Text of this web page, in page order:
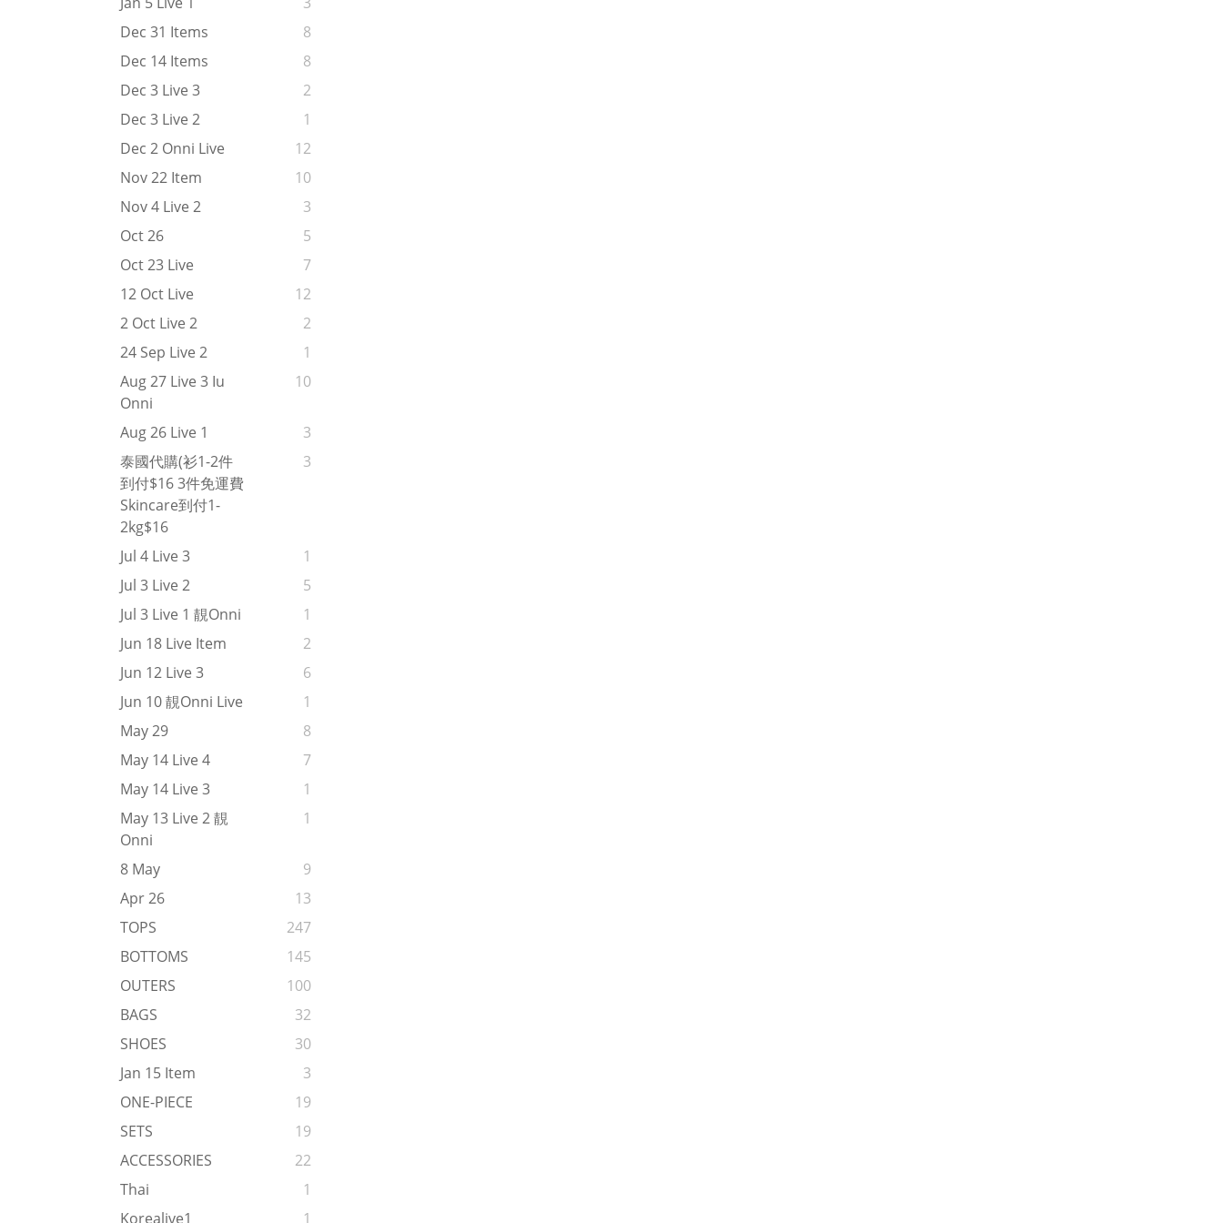
Dec 31 Items
8
Dec 14 Items
8
Dec 3 Live 3
2
Dec 3 Live 2
1
Dec 2 Onni Live
12
Nov 22 Item
10
Nov 4 Live 2
3
Oct 26
5
Oct 23 Live
7
12 Oct Live
12
2 Oct Live 2
2
24 Sep Live 2
1
Aug 27 Live 3 Iu
Onni
10
Aug 26 Live 1
3
泰國代購(衫1-2件
到付$16 3件免運費
Skincare到付1-
2kg$16
3
Jul 4 Live 3
1
Jul 3 Live 2
5
Jul 3 Live 1 靚onni
1
Jun 18 Live Item
2
Jun 12 Live 3
6
Jun 10 靚onni Live
1
May 29
8
May 14 Live 4
7
May 14 Live 3
1
May 13 Live 2 靚
Onni
1
8 May
9
Apr 26
13
TOPS
247
BOTTOMS
145
OUTERS
100
BAGS
32
SHOES
30
Jan 15 Item
3
ONE-PIECE
19
SETS
19
ACCESSORIES
22
Thai
1
Korealive1
1